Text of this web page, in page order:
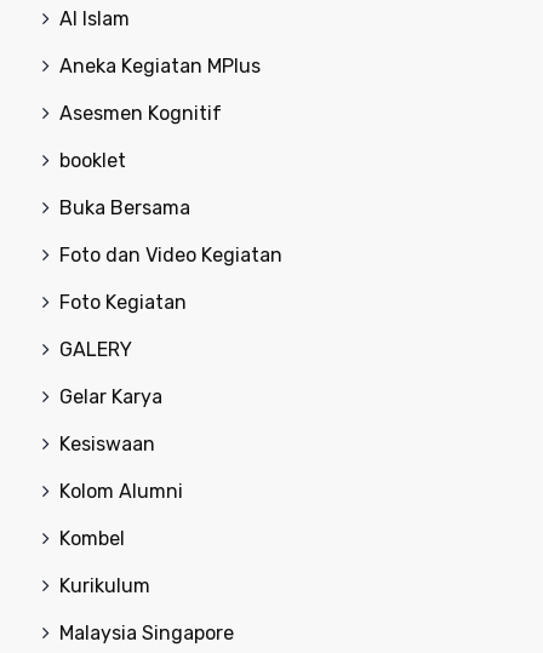
Al Islam
Aneka Kegiatan MPlus
Asesmen Kognitif
booklet
Buka Bersama
Foto dan Video Kegiatan
Foto Kegiatan
GALERY
Gelar Karya
Kesiswaan
Kolom Alumni
Kombel
Kurikulum
Malaysia Singapore